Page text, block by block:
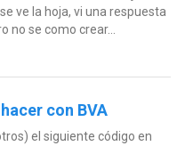
ve la hoja, vi una respuesta
no se como crear...
con BVA
el siguiente código en